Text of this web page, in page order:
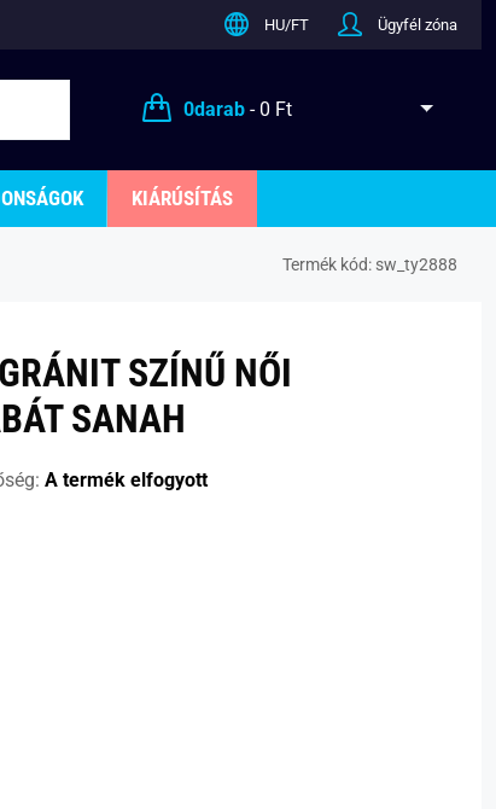
HU/FT Ügyfél zóna
0darab- 0 Ft
KIÁRÚSÍTÁS
Termék kód: sw_ty2888
SZÍNŰ NŐI
SANAH
A termék elfogyott